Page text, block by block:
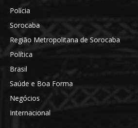
Polícia
Sorocaba
Região Metropolitana de Sorocaba
Política
Brasil
Saúde e Boa Forma
Negócios
Internacional